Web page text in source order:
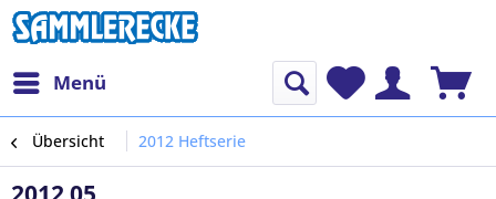
Menü
Übersicht 2012 Heftserie